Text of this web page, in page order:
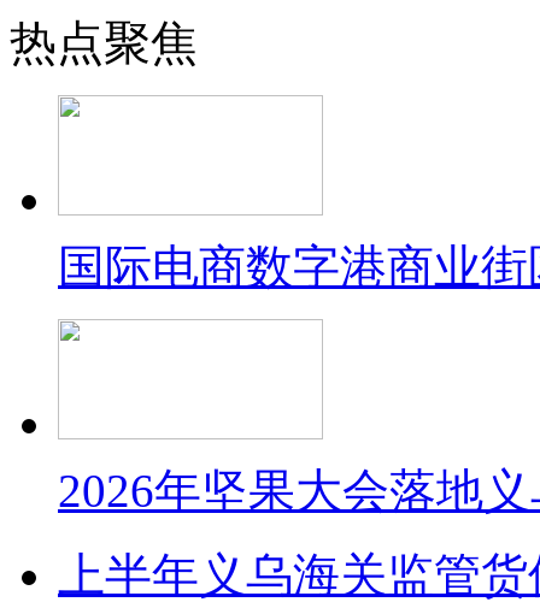
热点聚焦
国际电商数字港商业
2026年坚果大会落地
上半年义乌海关监管